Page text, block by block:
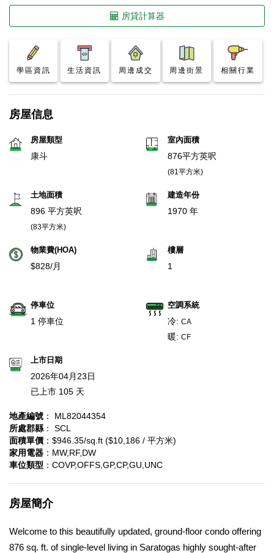
房貸計算器
學區資訊 生活資訊 周邊成交 周邊街景 相關行業
房屋信息
房屋類型
康斗
室內面積
876平方英呎
(81平方米)
土地面積
896 平方英呎
(83平方米)
建造年份
1970 年
物業費(HOA)
$828/月
樓層
1
停車位
1 停車位
空調系統
冷: CA
暖: CF
上市日期
2026年04月23日
已上市 105 天
地產編號 ： ML82044354
所處郡縣 ： SCL
面積單價 ：$946.35/sq.ft ($10,186 / 平方米)
家用電器 ：MW,RF,DW
車位類型 ：COVP,OFFS,GP,CP,GU,UNC
房屋簡介
Welcome to this beautifully updated, ground-floor condo offering
876 sq. ft. of single-level living in Saratogas highly sought-after